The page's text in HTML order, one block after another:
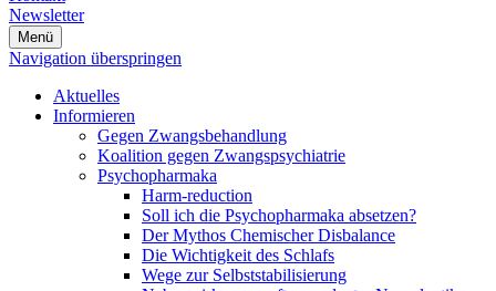
Navigation überspringen
Aktuelles
Informieren
Gegen Zwangsbehandlung
Koalition gegen Zwangspsychiatrie
Psychopharmaka
Harm-reduction
Soll ich die Psychopharmaka absetzen?
Der Mythos Chemischer Disbalance
Die Wichtigkeit des Schlafs
Wege zur Selbststabilisierung
Nebenwirkungen oft verordneter Neuroleptika
Literatur zum Thema Psychopharmaka